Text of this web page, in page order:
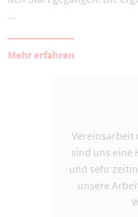
...
Mehr erfahren
Vereinsarbeit
sind uns eine
und sehr
unsere